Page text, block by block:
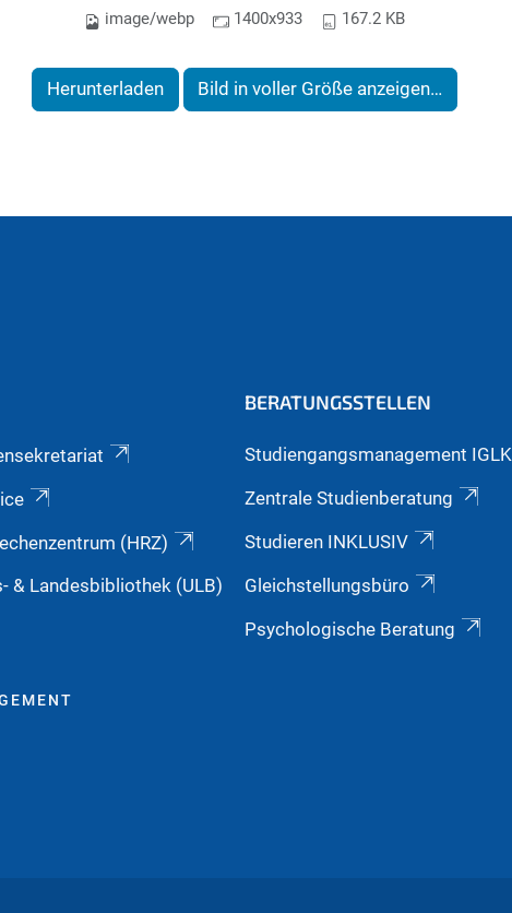
image/webp 1400x933 167.2 KB
Herunterladen Bild in voller Größe anzeigen…
(HRZ)
& Landesbibliothek (ULB)
BERATUNGSSTELLEN
Studiengangsmanagement IGLK
Zentrale Studienberatung
Studieren INKLUSIV
Gleichstellungsbüro
Psychologische Beratung